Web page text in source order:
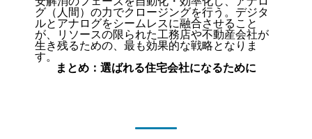
グ（人間）の力でクロージングを行う。デジタ
ルとアナログをシームレスに融合させること
が、リソースの限られた工務店や不動産会社が
生き残るための、最も効果的な戦略となりま
す。
まとめ：選ばれる住宅会社になるために